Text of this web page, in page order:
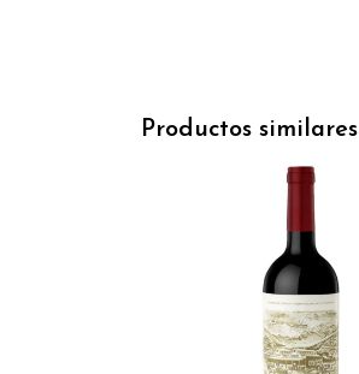
Productos similares